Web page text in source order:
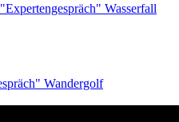
"Expertengespräch" Wasserfall